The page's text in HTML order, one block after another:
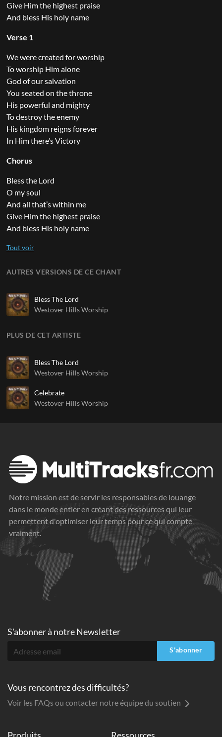
Give Him the highest praise
And bless His holy name
Verse 1
We were created for worship
To worship Him alone
God of our salvation
You seated on the throne
His powerful and mighty
To destroy the enemy
His kingdom reigns forever
In Him there’s Victory
Chorus
Bless the Lord
O my soul
And all that’s within me
Give Him the highest praise
And bless His holy name
AUTRES VERSIONS DE CE CHANT
Bless The Lord
Westover Hills Worship
PLUS DE CET ARTISTE
Bless The Lord
Westover Hills Worship
Celebrate
Westover Hills Worship
Notre mission est de servir les responsables de louange
dans le monde entier en créant des ressources qui leur
permettent d'optimiser leur temps pour ce qui compte
vraiment.
S'abonner à notre Newsletter
S'abonner
Vous rencontrez des difficultés?
Voir les FAQs ou contacter notre équipe du soutien